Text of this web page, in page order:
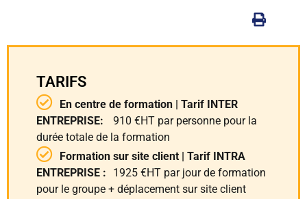
TARIFS
En centre de formation | Tarif INTER
ENTREPRISE:
910 €HT par personne pour la
durée totale de la formation
Formation sur site client | Tarif INTRA
ENTREPRISE :
1925 €HT par jour de formation
pour le groupe + déplacement sur site client